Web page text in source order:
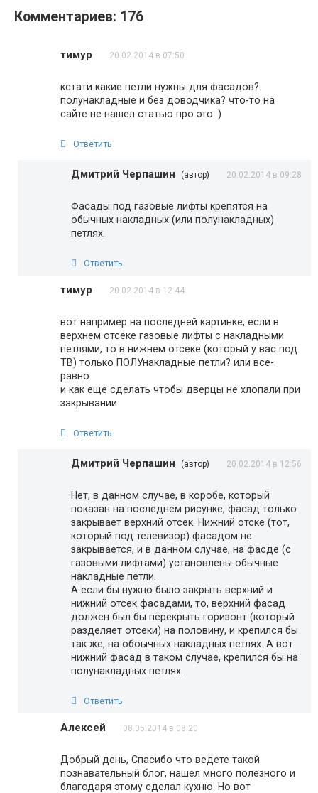
Комментариев: 176
тимур 20.02.2014 в 07:50
кстати какие петли нужны для фасадов?
полунакладные и без доводчика? что-то на
сайте не нашел статью про это. )
Ответить
Дмитрий Черпашин (автор) 20.02.2014 в 09:28
Фасады под газовые лифты крепятся на
обычных накладных (или полунакладных)
петлях.
Ответить
тимур 20.02.2014 в 12:44
вот например на последней картинке, если в
верхнем отсеке газовые лифты с накладными
петлями, то в нижнем отсеке (который у вас под
ТВ) только ПОЛУнакладные петли? или все-
равно.
и как еще сделать чтобы дверцы не хлопали при
закрывании
Ответить
Дмитрий Черпашин (автор) 20.02.2014 в 12:56
Нет, в данном случае, в коробе, который
показан на последнем рисунке, фасад только
закрывает верхний отсек. Нижний отске (тот,
который под телевизор) фасадом не
закрывается, и в данном случае, на фасде (с
газовыми лифтами) установлены обычные
накладные петли.
А если бы нужно было закрыть верхний и
нижний отсек фасадами, то, верхний фасад
должен был бы перекрыть горизонт (который
разделяет отсеки) на половину, и крепился бы
так же, на обоычных накладных петлях. А вот
нижний фасад в таком случае, крепился бы на
полунакладных петлях.
Ответить
Алексей 08.05.2014 в 08:20
Добрый день, Спасибо что ведете такой
познавательный блог, нашел много полезного и
благодаря этому сделал кухню. Но вот